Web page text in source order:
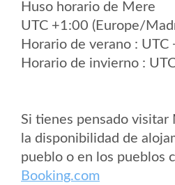
Huso horario de Mere
UTC +1:00 (Europe/
Horario de verano : UTC
Horario de invierno :
Si tienes pensado
la disponibilidad de
pueblo o en los pueblos
Booking.com